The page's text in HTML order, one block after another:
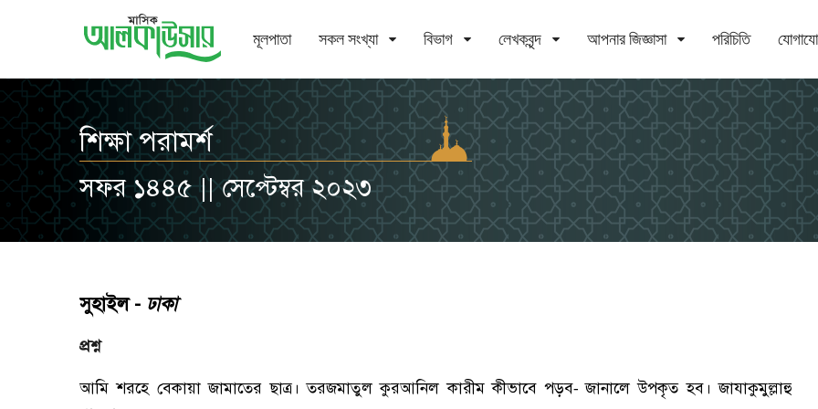
মূলপাতা সকল সংখ্যা বিভাগ লেখকবৃন্দ আপনার জিজ্ঞাসা পরিচিতি
শিক্ষা পরামর্শ
সফর ১৪৪৫ || সেপ্টেম্বর ২০২৩
সুহাইল - ঢাকা
প্রশ্ন
আমি শরহে বেকায়া জামাতের ছাত্র। তরজমাতুল কুরআনিল কারীম কীভাবে পড়ব- জানালে উপকৃত হব। জাযাকুমুল্লাহু